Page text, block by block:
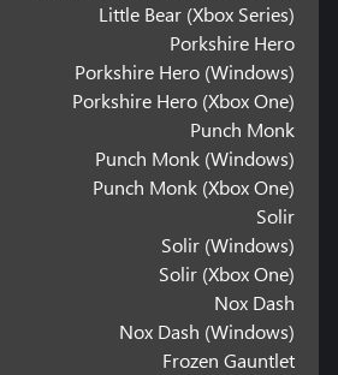
Little Bear (Xbox Series)
Porkshire Hero
Porkshire Hero (Windows)
Porkshire Hero (Xbox One)
Punch Monk
Punch Monk (Windows)
Punch Monk (Xbox One)
Solir
Solir (Windows)
Solir (Xbox One)
Nox Dash
Nox Dash (Windows)
Frozen Gauntlet